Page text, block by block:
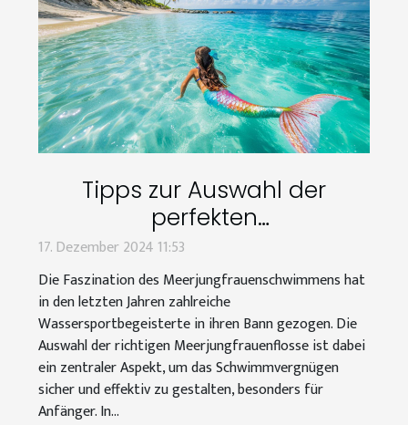
Tipps zur Auswahl der
perfekten
Meerjungfrauenflosse für
Schwimmanfänger
17. Dezember 2024 11:53
Die Faszination des Meerjungfrauenschwimmens hat
in den letzten Jahren zahlreiche
Wassersportbegeisterte in ihren Bann gezogen. Die
Auswahl der richtigen Meerjungfrauenflosse ist dabei
ein zentraler Aspekt, um das Schwimmvergnügen
sicher und effektiv zu gestalten, besonders für
Anfänger. In...